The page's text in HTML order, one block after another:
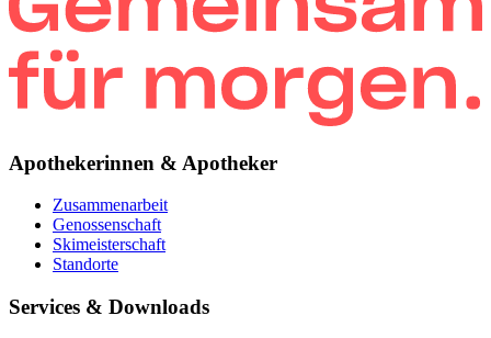
Apothekerinnen & Apotheker
Zusammenarbeit
Genossenschaft
Skimeisterschaft
Standorte
Services & Downloads